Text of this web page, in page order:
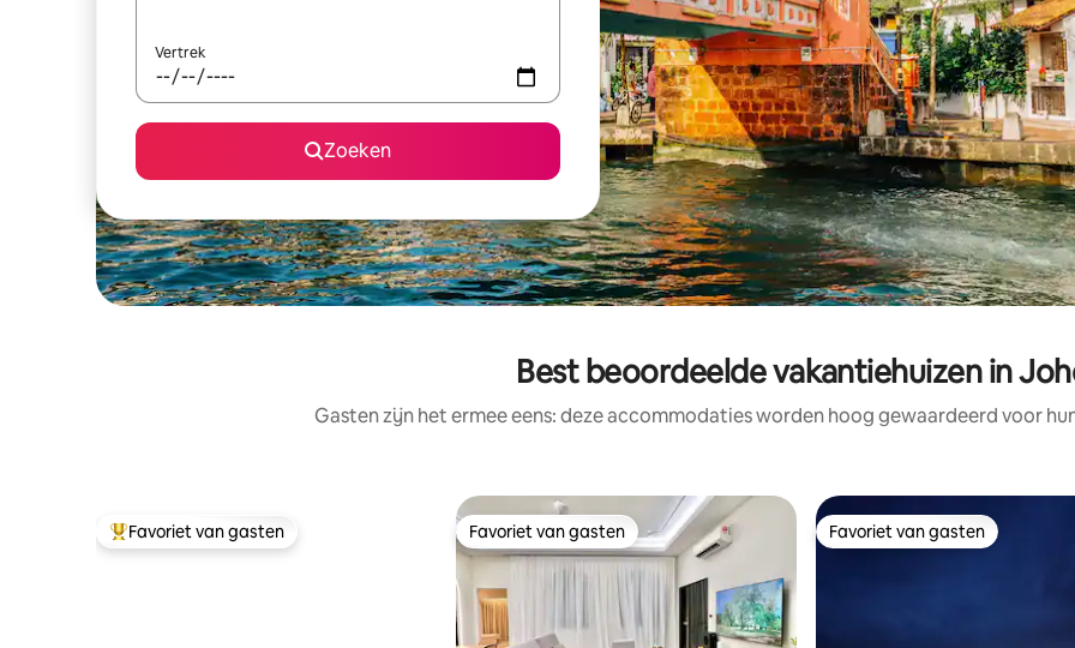
Vertrek
Zoeken
Best beoordeelde vakantiehuizen in
Gasten zijn het ermee eens: deze accommodaties worden hoog gewaardeerd voor
Topfavoriet van gasten
Favoriet van gasten Favoriet van gasten
Favoriet van gasten Favoriet van gasten
Favoriet van gasten